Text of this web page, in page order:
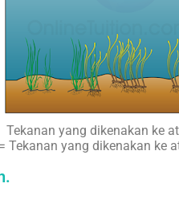
Tekanan yang dikenakan ke
= Tekanan yang dikenakan ke